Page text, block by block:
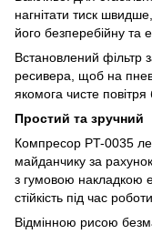
нагнітати тиск
його безперебійну та
Встановлений фільтр
ресивера, щоб на
якомога чисте
Простий та зручний
Компресор PT-0035
майданчику за
з гумовою накладкою
стійкість під час роботи.
Відмінною рисою